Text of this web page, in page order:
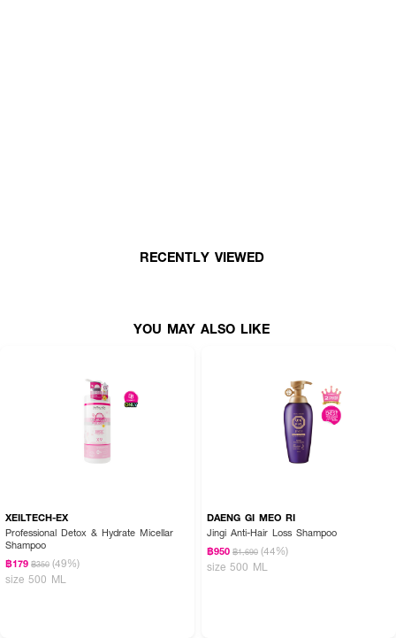
RECENTLY VIEWED
YOU MAY ALSO LIKE
XEILTECH-EX
Professional Detox & Hydrate Micellar
Shampoo
฿179 ฿350 (49%)
size 500 ML
DAENG GI MEO RI
Jingi Anti-Hair Loss Shampoo
฿950 ฿1,690 (44%)
size 500 ML